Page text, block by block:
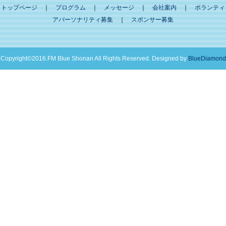
トップページ ｜ プログラム ｜ メッセージ ｜ 会社案内 ｜ ボランティ
アパーソナリティ募集 ｜ スポンサー募集
Copyright©2016.FM Blue Shonan All Rights Reserved. Designed by BlueDiamond